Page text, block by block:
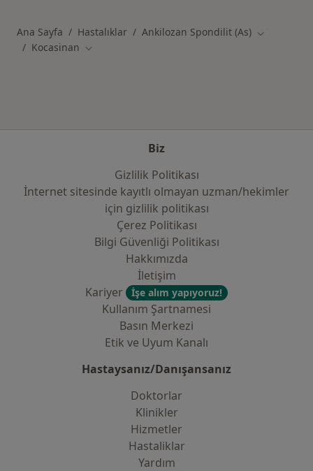
Ana Sayfa Hastalıklar Ankilozan Spondilit (As) Şehir
Kocasinan Şehir değiştir
Biz
Gizlilik Politikası
İnternet sitesinde kayıtlı olmayan uzman/hekimler
i̇çin gizlilik politikası
Çerez Politikası
Bilgi Güvenliği Politikası
Hakkımızda
İletişim
Kariyer
İşe alım yapıyoruz!
Kullanım Şartnamesi
Basın Merkezi
Etik ve Uyum Kanalı
Hastaysanız/Danışansanız
Doktorlar
Klinikler
Hizmetler
Hastaliklar
Yardım